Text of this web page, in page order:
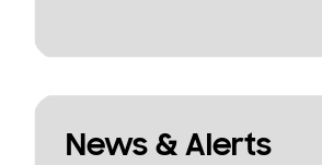
News & Alerts